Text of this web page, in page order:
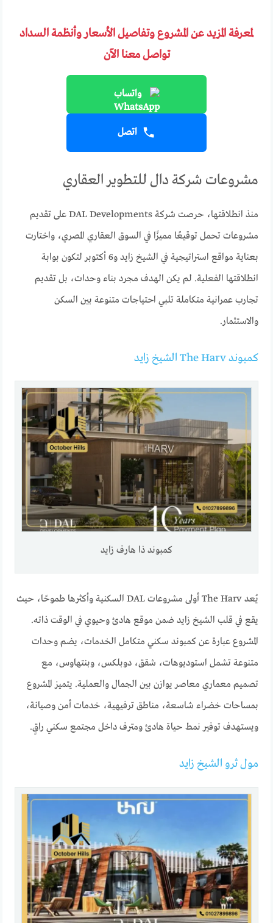
لمعرفة المزيد عن المشروع وتفاصيل الأسعار وأنظمة السداد
تواصل معنا الآن
واتساب
اتصل
مشروعات شركة دال للتطوير العقاري
منذ انطلاقتها، حرصت شركة DAL Developments على تقديم
مشروعات تحمل توقيعًا مميزًا في السوق العقاري المصري، واختارت
بعناية مواقع استراتيجية في الشيخ زايد و6 أكتوبر لتكون بوابة
انطلاقتها الفعلية. لم يكن الهدف مجرد بناء وحدات، بل تقديم
تجارب عمرانية متكاملة تلبي احتياجات متنوعة بين السكن
والاستثمار.
كمبوند The Harv الشيخ زايد
كمبوند ذا هارف زايد
يُعد The Harv أولى مشروعات DAL السكنية وأكثرها طموحًا، حيث
يقع في قلب الشيخ زايد ضمن موقع هادئ وحيوي في الوقت ذاته.
المشروع عبارة عن كمبوند سكني متكامل الخدمات، يضم وحدات
متنوعة تشمل استوديوهات، شقق، دوبلكس، وبنتهاوس، مع
تصميم معماري معاصر يوازن بين الجمال والعملية. يتميز المشروع
بمساحات خضراء شاسعة، مناطق ترفيهية، خدمات أمن وصيانة،
ويستهدف توفير نمط حياة هادئ ومترف داخل مجتمع سكني راقٍ.
مول ثرو الشيخ زايد